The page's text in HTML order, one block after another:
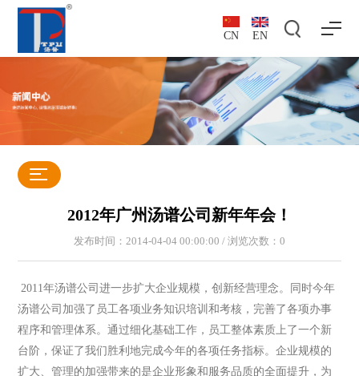
CN EN
2012年广州汤谱公司新年年会！
发布时间：2014-04-04 00:00:00 / 浏览次数： 0
2011年汤谱公司进一步扩大企业规模，创新经营理念。同时今年
汤谱公司加强了员工各项业务知识培训和考核，完善了各项办事
程序和管理体系。通过细化基础工作，员工整体素质上了一个新
台阶，保证了我们胜利地完成今年的各项任务指标。企业规模的
扩大、管理的加强带来的是企业形象和服务品质的全面提升，为